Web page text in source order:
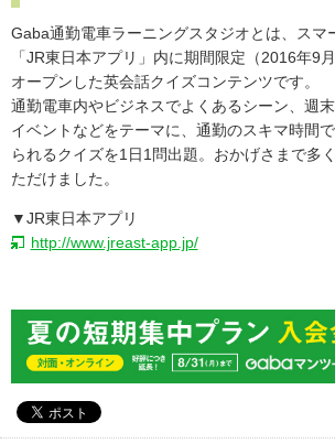
Gaba通勤電車ラーニングスタジオとは、スマ
「JR東日本アプリ」内に期間限定（2016年9
オープンした英会話クイズコンテンツです。
通勤電車内やビジネスでよくあるシーン、週
イベントなどをテーマに、通勤のスキマ時間
られるクイズを1日1問出題。おかげさまで多
ただけました。
▼JR東日本アプリ
http://www.jreast-app.jp/